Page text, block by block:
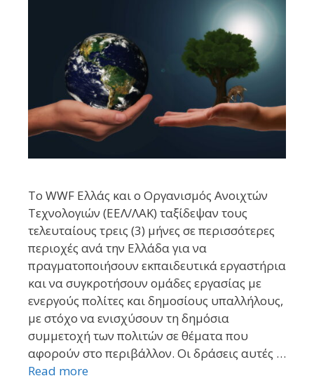
Το WWF Ελλάς και ο Οργανισμός Ανοιχτών
Τεχνολογιών (ΕΕΛ/ΛΑΚ) ταξίδεψαν τους
τελευταίους τρεις (3) μήνες σε περισσότερες
περιοχές ανά την Ελλάδα για να
πραγματοποιήσουν εκπαιδευτικά εργαστήρια
και να συγκροτήσουν ομάδες εργασίας με
ενεργούς πολίτες και δημοσίους υπαλλήλους,
με στόχο να ενισχύσουν τη δημόσια
συμμετοχή των πολιτών σε θέματα που
αφορούν στο περιβάλλον. Οι δράσεις αυτές …
Read more